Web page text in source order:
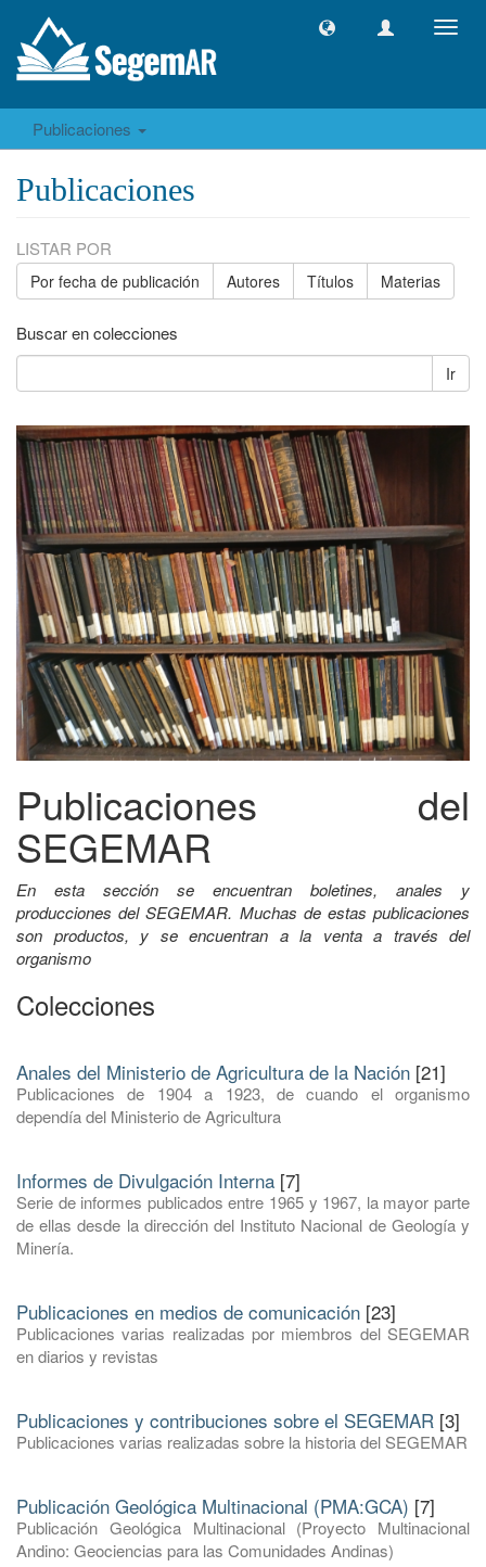
Publicaciones
Publicaciones
LISTAR POR
Por fecha de publicación Autores Títulos Materias
Buscar en colecciones
Ir
Publicaciones del
SEGEMAR
En esta sección se encuentran boletines, anales y
producciones del SEGEMAR. Muchas de estas publicaciones
son productos, y se encuentran a la venta a través del
organismo
Colecciones
Anales del Ministerio de Agricultura de la Nación [21]
Publicaciones de 1904 a 1923, de cuando el organismo
dependía del Ministerio de Agricultura
Informes de Divulgación Interna [7]
Serie de informes publicados entre 1965 y 1967, la mayor parte
de ellas desde la dirección del Instituto Nacional de Geología y
Minería.
Publicaciones en medios de comunicación [23]
Publicaciones varias realizadas por miembros del SEGEMAR
en diarios y revistas
Publicaciones y contribuciones sobre el SEGEMAR [3]
Publicaciones varias realizadas sobre la historia del SEGEMAR
Publicación Geológica Multinacional (PMA:GCA) [7]
Publicación Geológica Multinacional (Proyecto Multinacional
Andino: Geociencias para las Comunidades Andinas)